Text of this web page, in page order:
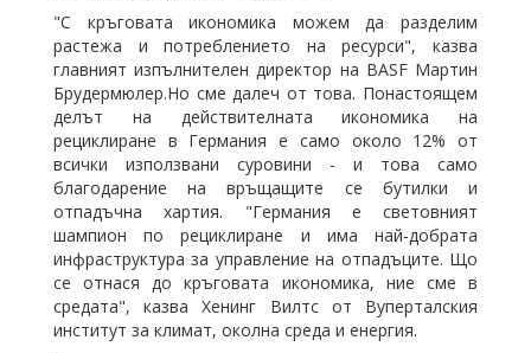
"С кръговата икономика можем да разделим
растежа и потреблението на ресурси", казва
главният изпълнителен директор на BASF Мартин
Брудермюлер.Но сме далеч от това. Понастоящем
делът на действителната икономика на
рециклиране в Германия е само около 12% от
всички използвани суровини - и това само
благодарение на връщащите се бутилки и
отпадъчна хартия. "Германия е световният
шампион по рециклиране и има най-добрата
инфраструктура за управление на отпадъците. Що
се отнася до кръговата икономика, ние сме в
средата", казва Хенинг Вилтс от Вуперталския
институт за климат, околна среда и енергия.